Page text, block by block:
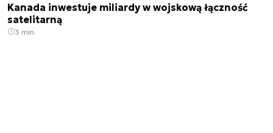
Kanada inwestuje miliardy w wojskową łączność
satelitarną
3 min.